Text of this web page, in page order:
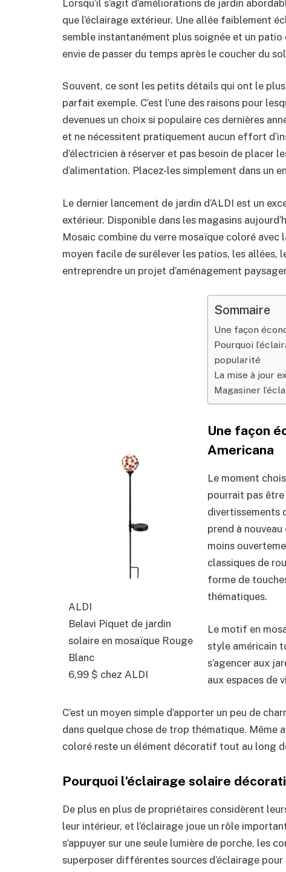
BULLETIN
Lorsqu’il s’agit d’améliorations de jardin
que l’éclairage extérieur. Une allée faiblement
semble instantanément plus soignée et un
envie de passer du temps après le coucher du
Souvent, ce sont les petits détails qui ont le
parfait exemple. C’est l’une des raisons pour
devenues un choix si populaire ces dernières
et ne nécessitent pratiquement aucun effort
d’électricien à réserver et pas besoin de placer
d’alimentation. Placez-les simplement dans un
Le dernier lancement de jardin d’ALDI est un
extérieur. Disponible dans les magasins
Mosaic combine du verre mosaïque coloré
moyen facile de surélever les patios, les allées,
entreprendre un projet d’aménagement
ALDI
Belavi Piquet de jardin
solaire en mosaïque Rouge
Blanc
6,99 $ chez ALDI
Sommaire
Une façon
Pourquoi
popularité
La mise à jour
Magasiner
Une façon
Americana
Le moment
pourrait pas
divertissements
prend à
moins
classiques de
forme de
thématiques.
Le motif en
style américain
s’agencer aux
aux espaces de
C’est un moyen simple d’apporter un peu de
dans quelque chose de trop thématique. Même
coloré reste un élément décoratif tout au long
Pourquoi l’éclairage solaire
De plus en plus de propriétaires considèrent
leur intérieur, et l’éclairage joue un rôle
s’appuyer sur une seule lumière de porche, les
superposer différentes sources d’éclairage